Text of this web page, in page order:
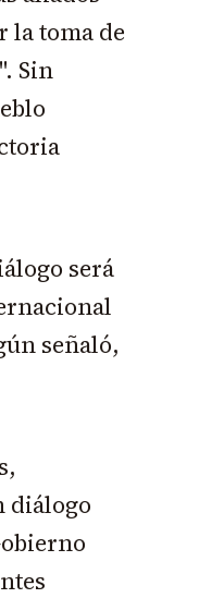
la toma de
Sin
será
señaló,
diálogo